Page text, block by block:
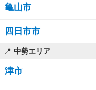
亀山市
四日市市
中勢エリア
津市